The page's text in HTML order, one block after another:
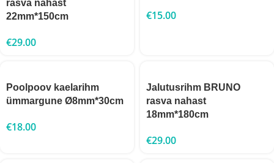
rasva nahast
22mm*150cm
€29.00
€15.00
Poolpoov kaelarihm
ümmargune Ø8mm*30cm
€18.00
Jalutusrihm BRUNO
rasva nahast
18mm*180cm
€29.00